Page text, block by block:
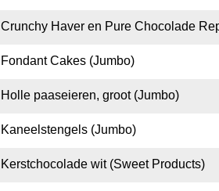
Crunchy Haver en Pure Chocolade
Fondant Cakes (Jumbo)
Holle paaseieren, groot (Jumbo)
Kaneelstengels (Jumbo)
Kerstchocolade wit (Sweet Products)